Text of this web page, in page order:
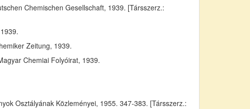
Chemischen Gesellschaft, 1939. [Társszerz.:
Zeitung, 1939.
Chemiai Folyóirat, 1939.
Osztályának Közleményei, 1955. 347-383. [Társszerz.: